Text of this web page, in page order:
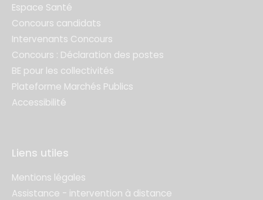
Espace Santé
Concours candidats
Intervenants Concours
Concours : Déclaration des postes
BE pour les collectivités
Plateforme Marchés Publics
Accessibilité
Liens utiles
Mentions légales
Assistance - intervention à distance